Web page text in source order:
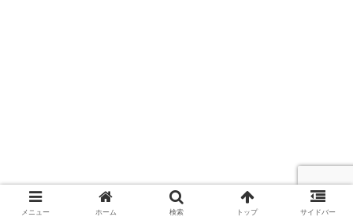
メニュー ホーム 検索 トップ サイドバー